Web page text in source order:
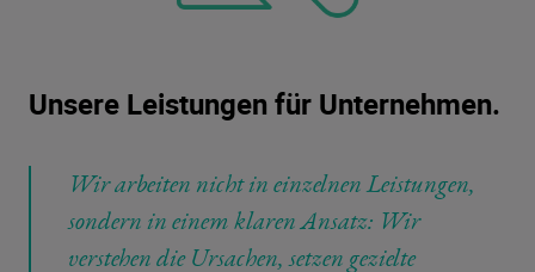
Unsere Leistungen für Unternehmen.
Wir arbeiten nicht in einzelnen Leistungen,
sondern in einem klaren Ansatz: Wir
verstehen die Ursachen, setzen gezielte